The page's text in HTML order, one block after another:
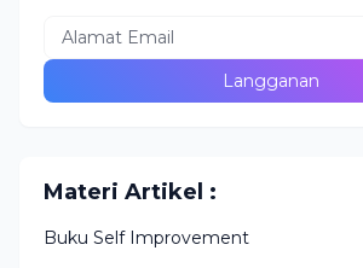
Materi Artikel :
Buku Self Improvement